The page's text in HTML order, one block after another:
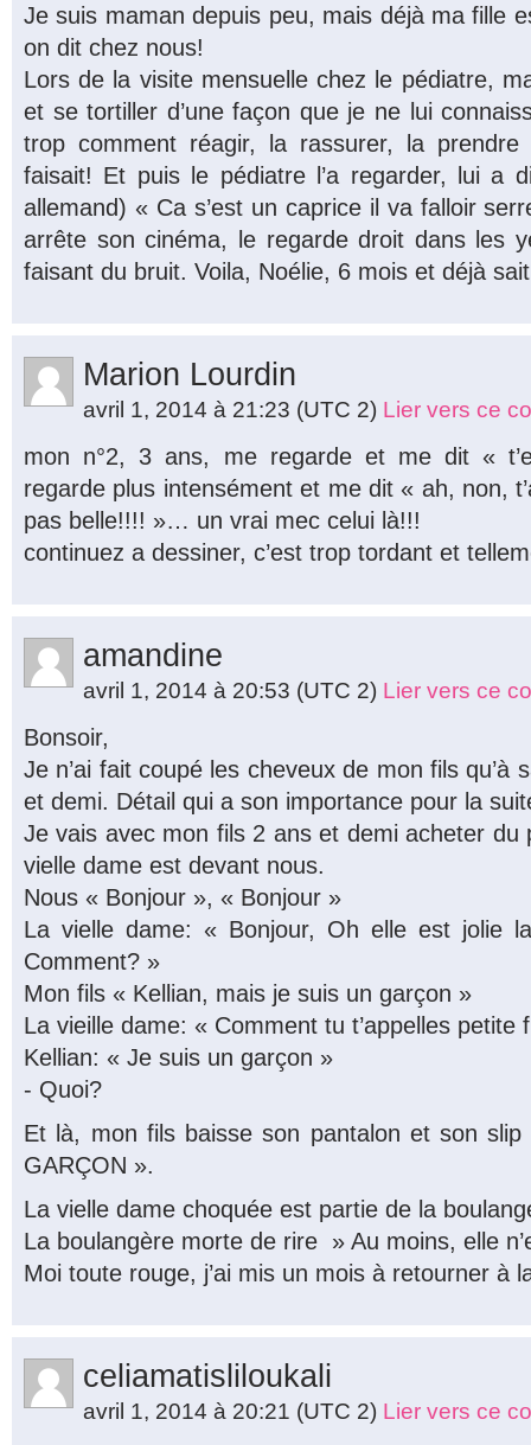
Je suis maman depuis peu, mais déjà ma fille
on dit chez nous!
Lors de la visite mensuelle chez le pédiatre,
et se tortiller d’une façon que je ne lui
trop comment réagir, la rassurer, la
faisait! Et puis le pédiatre l’a regarder, lui a
allemand) « Ca s’est un caprice il va falloir
arrête son cinéma, le regarde droit dans les
faisant du bruit. Voila, Noélie, 6 mois et déjà
Marion Lourdin
avril 1, 2014 à 21:23 (UTC 2) Lier vers ce
mon n°2, 3 ans, me regarde et me dit «
regarde plus intensément et me dit « ah, non,
pas belle!!!! »… un vrai mec celui là!!!
continuez a dessiner, c’est trop tordant et
amandine
avril 1, 2014 à 20:53 (UTC 2) Lier vers ce
Bonsoir,
Je n’ai fait coupé les cheveux de mon fils qu’à
et demi. Détail qui a son importance pour la
Je vais avec mon fils 2 ans et demi acheter du
vielle dame est devant nous.
Nous « Bonjour », « Bonjour »
La vielle dame: « Bonjour, Oh elle est jolie
Comment? »
Mon fils « Kellian, mais je suis un garçon »
La vieille dame: « Comment tu t’appelles petite
Kellian: « Je suis un garçon »
- Quoi?
Et là, mon fils baisse son pantalon et son
GARÇON ».
La vielle dame choquée est partie de la
La boulangère morte de rire » Au moins, elle
Moi toute rouge, j’ai mis un mois à retourner à
celiamatisliloukali
avril 1, 2014 à 20:21 (UTC 2) Lier vers ce